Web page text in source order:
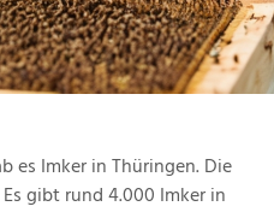
es Imker in Thüringen. Die
gibt rund 4.000 Imker in